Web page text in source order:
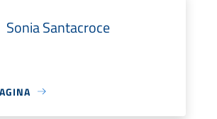
Sonia Santacroce